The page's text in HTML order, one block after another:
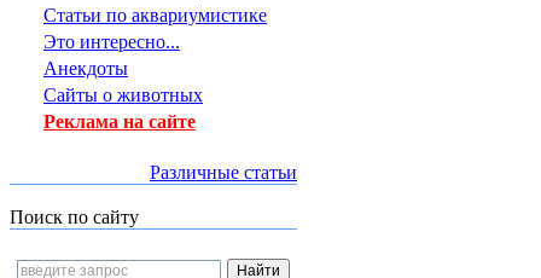
Статьи по аквариумистике
Это интересно...
Анекдоты
Сайты о животных
Реклама на сайте
Различные статьи
Поиск по сайту